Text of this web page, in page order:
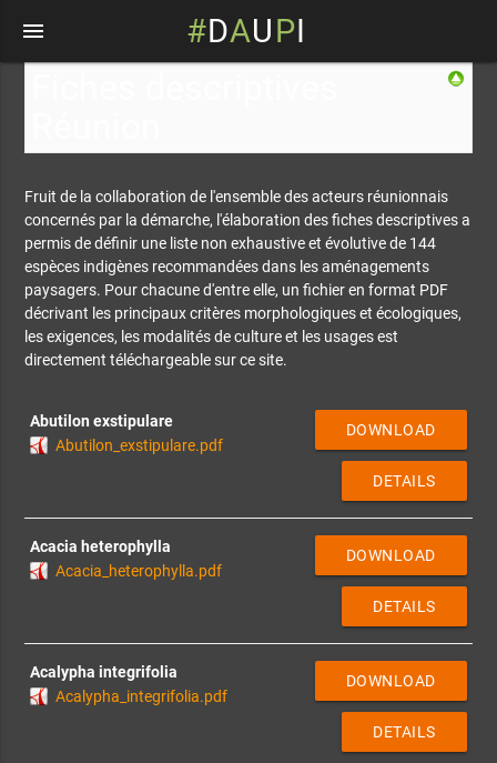
#DAUPI
menu
Fruit de la collaboration de l'ensemble des acteurs réunionnais
concernés par la démarche, l'élaboration des fiches descriptives a
permis de définir une liste non exhaustive et évolutive de 144
espèces indigènes recommandées dans les aménagements
paysagers. Pour chacune d'entre elle, un fichier en format PDF
décrivant les principaux critères morphologiques et écologiques,
les exigences, les modalités de culture et les usages est
directement téléchargeable sur ce site.
Abutilon exstipulare
Abutilon_exstipulare.pdf
DOWNLOAD
DETAILS
Acacia heterophylla
Acacia_heterophylla.pdf
DOWNLOAD
DETAILS
Acalypha integrifolia
Acalypha_integrifolia.pdf
DOWNLOAD
DETAILS